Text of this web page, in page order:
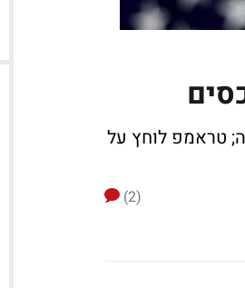
מעלה; טראמפ לוחץ על
(2)